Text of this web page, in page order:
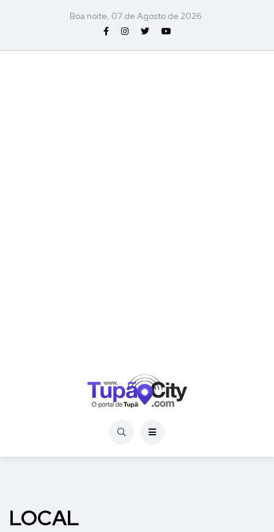
Boa noite, 07 de Agosto de 2026
LOCAL